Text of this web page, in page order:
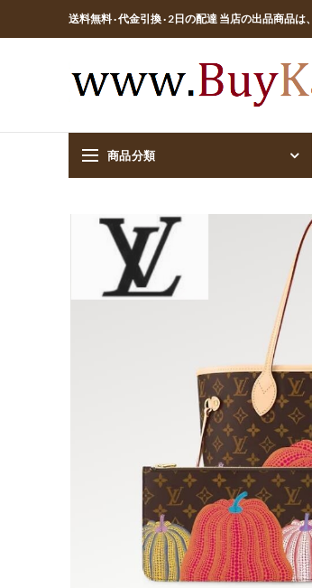
送料無料 · 代金引換 · 2日の配達 当店の出品商品は
商品分類